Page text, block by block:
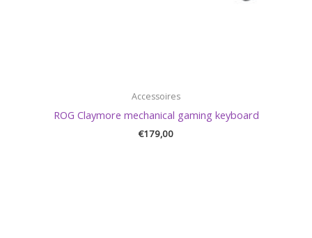
Accessoires
ROG Claymore mechanical gaming keyboard
€179,00